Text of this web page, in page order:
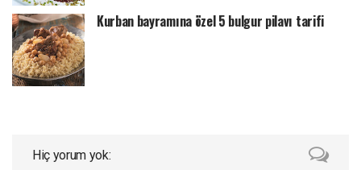
Kurban bayramına özel 5 bulgur pilavı tarifi
Hiç yorum yok: